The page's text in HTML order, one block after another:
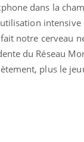
dans la
notre cerveau
du Réseau
plus le